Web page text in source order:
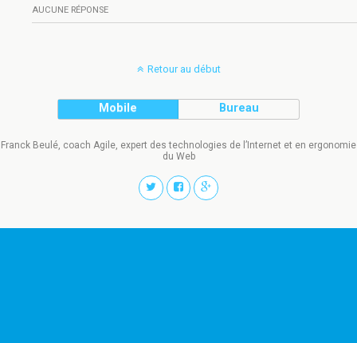
AUCUNE RÉPONSE
Retour au début
Mobile Bureau
Franck Beulé, coach Agile, expert des technologies de l’Internet et en ergonomie
du Web